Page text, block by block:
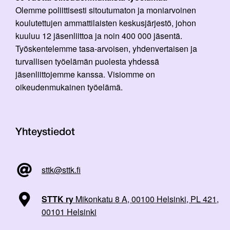
Olemme poliittisesti sitoutumaton ja moniarvoinen
koulutettujen ammattilaisten keskusjärjestö, johon
kuuluu 12 jäsenliittoa ja noin 400 000 jäsentä.
Työskentelemme tasa-arvoisen, yhdenvertaisen ja
turvallisen työelämän puolesta yhdessä
jäsenliittojemme kanssa. Visiomme on
oikeudenmukainen työelämä.
Yhteystiedot
sttk@sttk.fi
STTK ry Mikonkatu 8 A, 00100 Helsinki, PL 421,
00101 Helsinki